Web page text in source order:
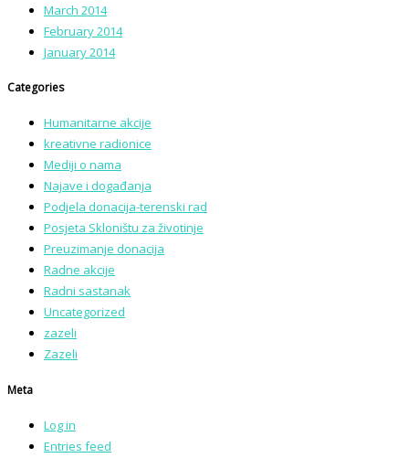
March 2014
February 2014
January 2014
Categories
Humanitarne akcije
kreativne radionice
Mediji o nama
Najave i događanja
Podjela donacija-terenski rad
Posjeta Skloništu za životinje
Preuzimanje donacija
Radne akcije
Radni sastanak
Uncategorized
zazeli
Zazeli
Meta
Log in
Entries feed